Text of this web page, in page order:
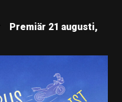
Premiär 21 augusti,